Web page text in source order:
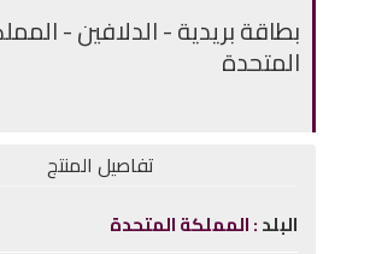
بطاقة بريدية - الدلافين -
المتحدة
تفاصيل المنتج
البلد المملكة المتحدة